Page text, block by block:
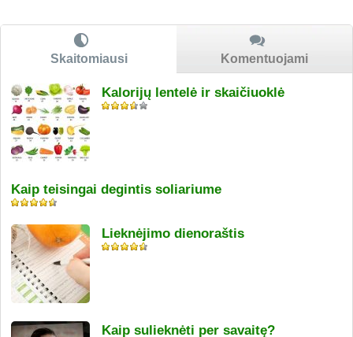
Skaitomiausi Komentuojami
Kalorijų lentelė ir skaičiuoklė
Kaip teisingai degintis soliariume
Lieknėjimo dienoraštis
Kaip sulieknėti per savaitę?